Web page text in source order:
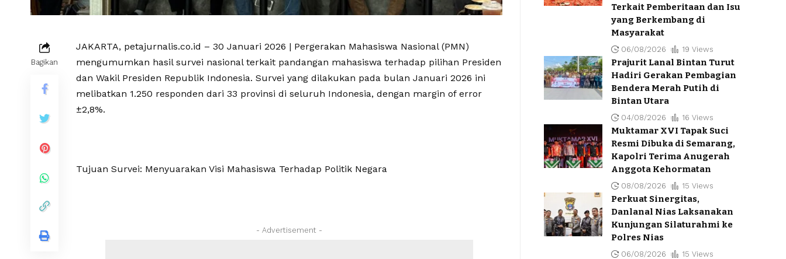
Bagikan
JAKARTA, petajurnalis.co.id – 30 Januari 2026 | Pergerakan Mahasiswa Nasional (PMN)
mengumumkan hasil survei nasional terkait pandangan mahasiswa terhadap pilihan Presiden
dan Wakil Presiden Republik Indonesia. Survei yang dilakukan pada bulan Januari 2026 ini
melibatkan 1.250 responden dari 33 provinsi di seluruh Indonesia, dengan margin of error
±2,8%.
Tujuan Survei: Menyuarakan Visi Mahasiswa Terhadap Politik Negara
- Advertisement -
Terkait Pemberitaan dan Isu
yang Berkembang di
Masyarakat
06/08/2026 19 Views
Prajurit Lanal Bintan Turut
Hadiri Gerakan Pembagian
Bendera Merah Putih di
Bintan Utara
04/08/2026 16 Views
Muktamar XVI Tapak Suci
Resmi Dibuka di Semarang,
Kapolri Terima Anugerah
Anggota Kehormatan
08/08/2026 15 Views
Perkuat Sinergitas,
Danlanal Nias Laksanakan
Kunjungan Silaturahmi ke
Polres Nias
06/08/2026 15 Views